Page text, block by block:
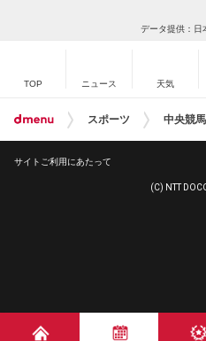
データ提供：日
TOP ニュース 天気
スポーツ 中央競馬
サイトご利用にあたって
(C) NTT